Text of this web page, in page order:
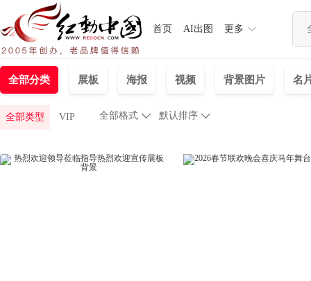
首页 AI出图 更多
全部分类 展板 海报 视频 背景图片 名
全部类型 VIP 
全部格式 默认排序 